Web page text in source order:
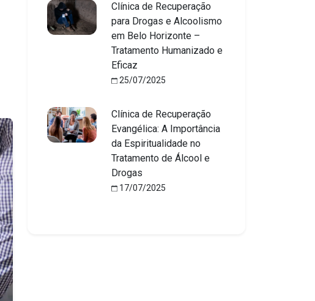
Clínica de Recuperação
para Drogas e Alcoolismo
em Belo Horizonte –
Tratamento Humanizado e
Eficaz
25/07/2025
Clínica de Recuperação
Evangélica: A Importância
da Espiritualidade no
Tratamento de Álcool e
Drogas
17/07/2025